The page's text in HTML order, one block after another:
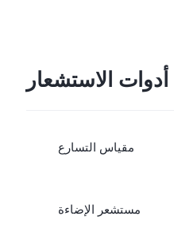
أدوات الاستشعار
مقياس التسارع
مستشعر الإضاءة